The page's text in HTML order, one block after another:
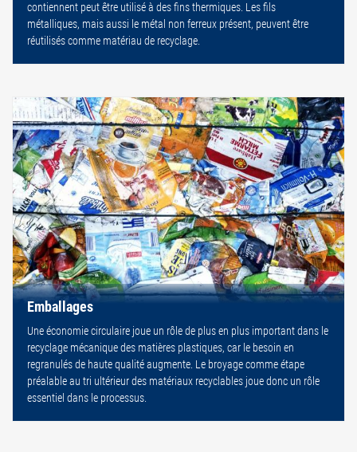
contiennent peut être utilisé à des fins thermiques. Les fils
métalliques, mais aussi le métal non ferreux présent, peuvent être
réutilisés comme matériau de recyclage.
Emballages
Une économie circulaire joue un rôle de plus en plus important dans le
recyclage mécanique des matières plastiques, car le besoin en
regranulés de haute qualité augmente. Le broyage comme étape
préalable au tri ultérieur des matériaux recyclables joue donc un rôle
essentiel dans le processus.